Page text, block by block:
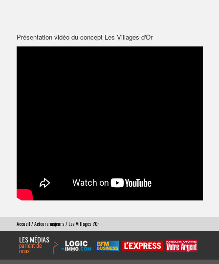
Présentation vidéo du concept Les Villages d'Or
Accueil /Acteurs majeurs / Les Villages d'Or
LES MÉDIAS
parlent de
nous